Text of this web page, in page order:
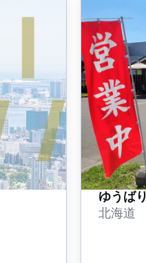
ゆうば
北海道